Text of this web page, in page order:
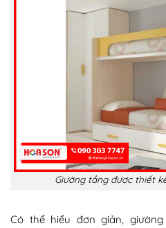
Giường tầng được thiết
Có thể hiểu đơn giản,